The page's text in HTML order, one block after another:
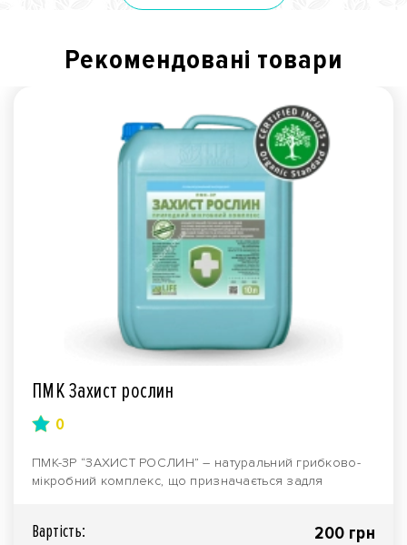
Рекомендованi товари
ПМК Захист рослин
0
ПМК-ЗР “ЗАХИСТ РОСЛИН” – натуральний грибково-
мікробний комплекс, що призначається задля
Вартiсть: 200 грн